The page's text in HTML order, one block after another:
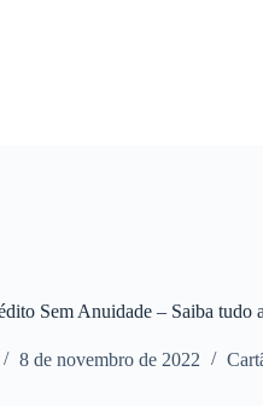
Sem Anuidade – Saiba tudo
8 de novembro de 2022